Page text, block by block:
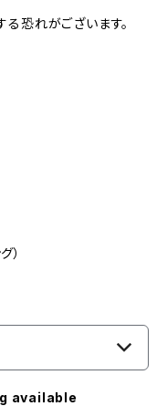
恐れがございます。
）
available